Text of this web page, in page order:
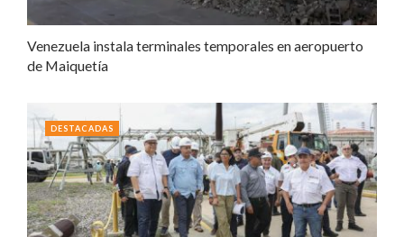
Venezuela instala terminales temporales en aeropuerto
de Maiquetía
DESTACADAS